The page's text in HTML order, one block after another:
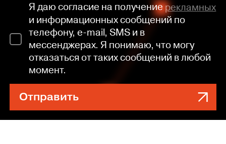
Я даю согласие на получениерекламных
и информационных сообщений по
телефону, e-mail, SMS и в
мессенджерах. Я понимаю, что могу
отказаться от таких сообщений в любой
момент.
Отправить